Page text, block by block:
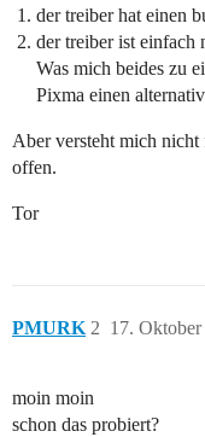
der treiber hat einen
der treiber ist einfach
Was mich beides zu
Pixma einen
Aber versteht mich
offen.
Tor
PMURK 17.
2
moin moin
schon das probiert?